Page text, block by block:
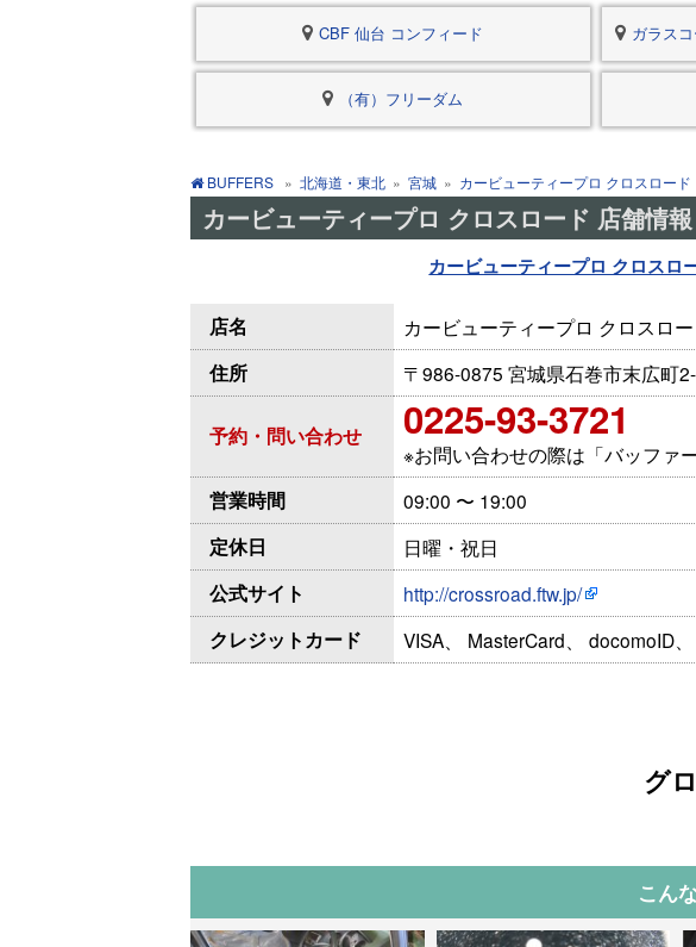
CBF 仙台 コンフィード ガラス
（有）フリーダム
BUFFERS » 北海道・東北 » 宮城 » カービューティープロ クロスロード
カービューティープロ クロスロード 店舗情報
カービューティープロ クロスロ
店名 カービューティープロ クロスロ
住所 〒986-0875 宮城県石巻市末広町
予約・問い合わせ 0225-93-3721
※お問い合わせの際は「バッファ
営業時間 09:00 〜 19:00
定休日 日曜・祝日
公式サイト http://crossroad.ftw.jp/
クレジットカード VISA、 MasterCard、 docomoID、
グ
こん